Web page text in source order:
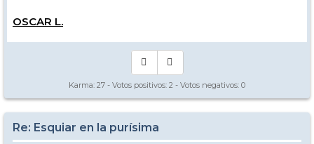
OSCAR L.
Karma: 27 - Votos positivos: 2 - Votos negativos: 0
Re: Esquiar en la purísima